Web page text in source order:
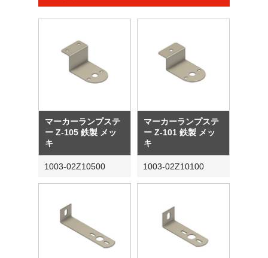
マーカーランプステ
ー Z-105 鉄製 メッ
キ
1003-02Z10500
マーカーランプステ
ー Z-101 鉄製 メッ
キ
1003-02Z10100